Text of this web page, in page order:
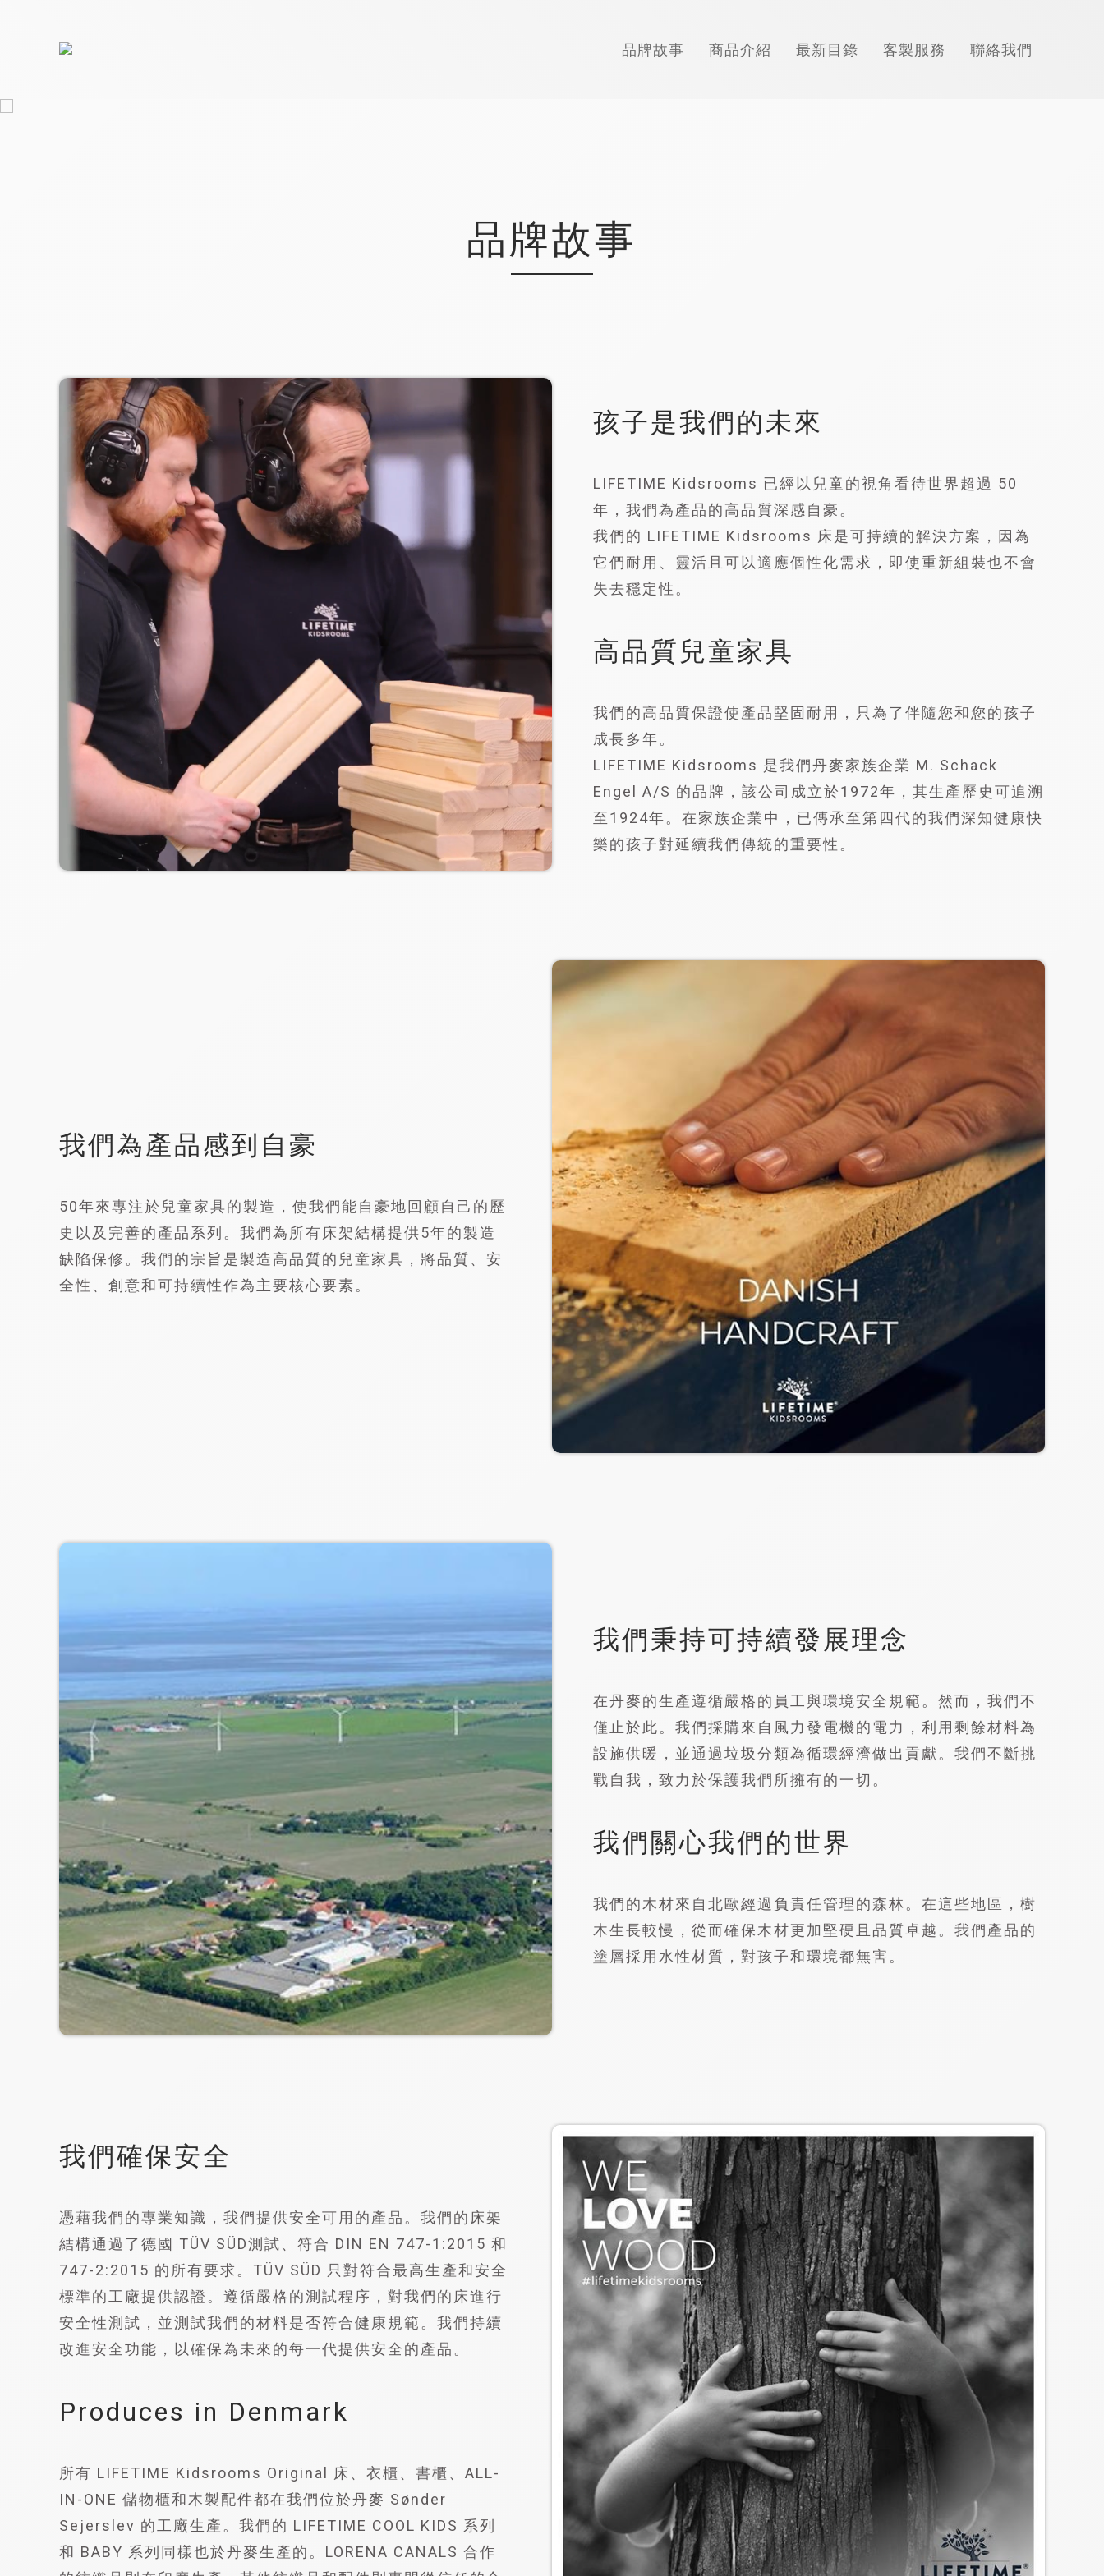
品牌故事 商品介紹 最新目錄 客製服務 聯絡我們
品牌故事
孩子是我們的未來
LIFETIME Kidsrooms 已經以兒童的視角看待世界超過 50
年，我們為產品的高品質深感自豪。
我們的 LIFETIME Kidsrooms 床是可持續的解決方案，因為
它們耐用、靈活且可以適應個性化需求，即使重新組裝也不會
失去穩定性。
高品質兒童家具
我們的高品質保證使產品堅固耐用，只為了伴隨您和您的孩子
成長多年。
LIFETIME Kidsrooms 是我們丹麥家族企業 M. Schack
Engel A/S 的品牌，該公司成立於1972年，其生產歷史可追溯
至1924年。在家族企業中，已傳承至第四代的我們深知健康快
樂的孩子對延續我們傳統的重要性。
我們為產品感到自豪
50年來專注於兒童家具的製造，使我們能自豪地回顧自己的歷
史以及完善的產品系列。我們為所有床架結構提供5年的製造
缺陷保修。我們的宗旨是製造高品質的兒童家具，將品質、安
全性、創意和可持續性作為主要核心要素。
我們秉持可持續發展理念
在丹麥的生產遵循嚴格的員工與環境安全規範。然而，我們不
僅止於此。我們採購來自風力發電機的電力，利用剩餘材料為
設施供暖，並通過垃圾分類為循環經濟做出貢獻。我們不斷挑
戰自我，致力於保護我們所擁有的一切。
我們關心我們的世界
我們的木材來自北歐經過負責任管理的森林。在這些地區，樹
木生長較慢，從而確保木材更加堅硬且品質卓越。我們產品的
塗層採用水性材質，對孩子和環境都無害。
我們確保安全
憑藉我們的專業知識，我們提供安全可用的產品。我們的床架
結構通過了德國 TÜV SÜD測試、符合 DIN EN 747-1:2015 和
747-2:2015 的所有要求。TÜV SÜD 只對符合最高生產和安全
標準的工廠提供認證。遵循嚴格的測試程序，對我們的床進行
安全性測試，並測試我們的材料是否符合健康規範。我們持續
改進安全功能，以確保為未來的每一代提供安全的產品。
Produces in Denmark
所有 LIFETIME Kidsrooms Original 床、衣櫃、書櫃、ALL-
IN-ONE 儲物櫃和木製配件都在我們位於丹麥 Sønder
Sejerslev 的工廠生產。我們的 LIFETIME COOL KIDS 系列
和 BABY 系列同樣也於丹麥生產的。LORENA CANALS 合作